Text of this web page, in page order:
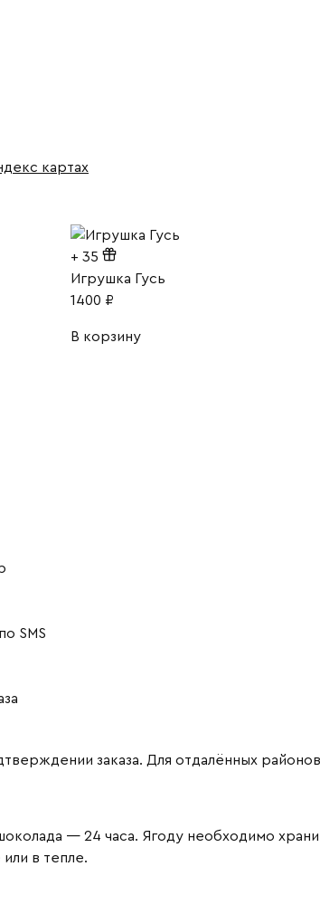
картах
+ 35
Игрушка Гусь
1400 ₽
В корзину
SMS
заказа. Для отдалённых
— 24 часа. Ягоду необходимо
в тепле.